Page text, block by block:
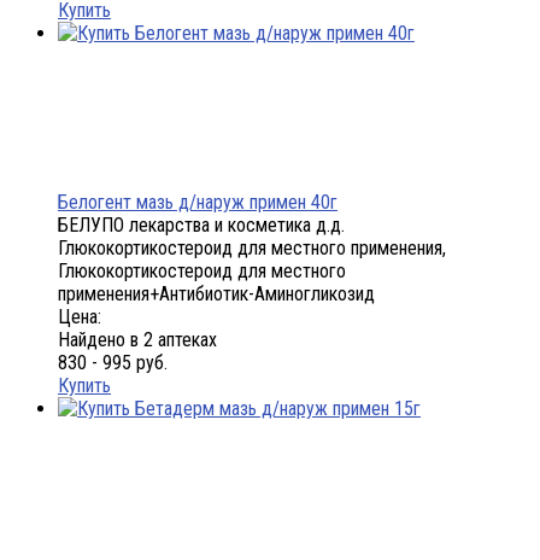
Купить
Белогент мазь д/наруж примен 40г
БЕЛУПО лекарства и косметика д.д.
Глюкокортикостероид для местного применения,
Глюкокортикостероид для местного
применения+Антибиотик-Аминогликозид
Цена:
Найдено в 2 аптеках
830 - 995 руб.
Купить